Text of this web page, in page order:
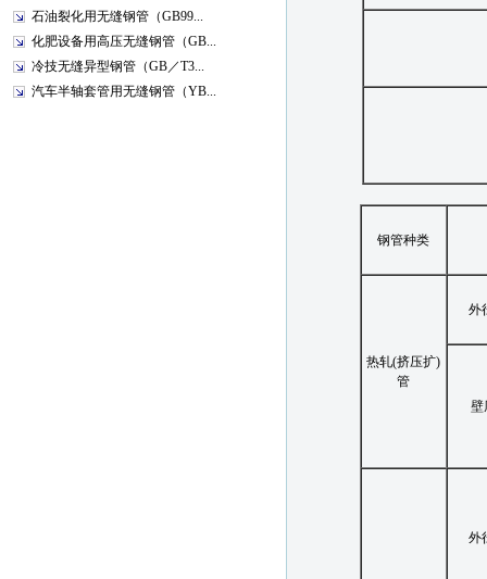
石油裂化用无缝钢管（GB99...
化肥设备用高压无缝钢管（GB...
冷技无缝异型钢管（GB／T3...
汽车半轴套管用无缝钢管（YB...
钢管种类
热轧(挤压扩)
管
外
壁
外